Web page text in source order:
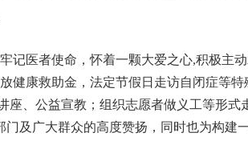
记医者使命，怀着一颗大爱之心,积极主
健康救助金，法定节假日走访自闭症等特
座、公益宣教；组织志愿者做义工等形式
门及广大群众的高度赞扬，同时也为构建